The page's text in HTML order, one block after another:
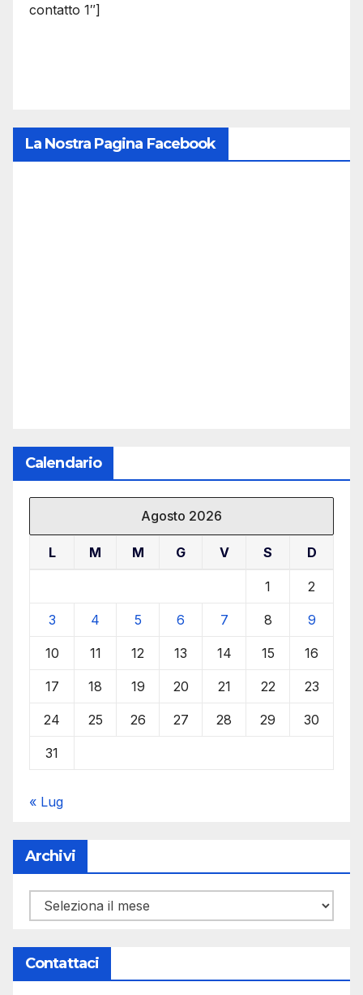
contatto 1″]
La Nostra Pagina Facebook
Calendario
Agosto 2026
L M M G V S D
1 2
3 4 5 6 7 8 9
10 11 12 13 14 15 16
17 18 19 20 21 22 23
24 25 26 27 28 29 30
31
« Lug
Archivi
Archivi
Contattaci